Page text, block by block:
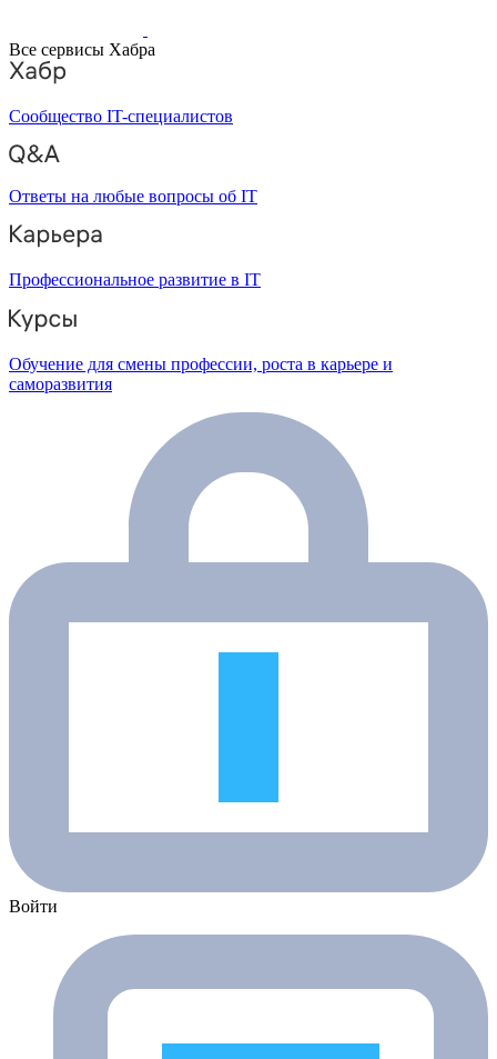
Все сервисы Хабра
Сообщество IT-специалистов
Ответы на любые вопросы об IT
Профессиональное развитие в IT
Обучение для смены профессии, роста в карьере и
саморазвития
Войти